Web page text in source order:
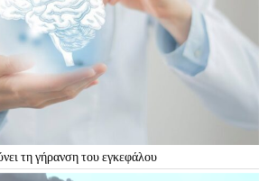
τη γήρανση του εγκεφάλου